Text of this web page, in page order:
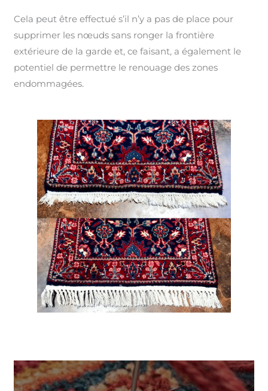
Cela peut être effectué s’il n’y a pas de place pour
supprimer les nœuds sans ronger la frontière
extérieure de la garde et, ce faisant, a également le
potentiel de permettre le renouage des zones
endommagées.